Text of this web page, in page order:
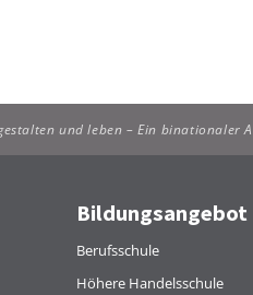
und leben – Ein binationaler
Bildungsangebot
Berufsschule
Höhere Handelsschule